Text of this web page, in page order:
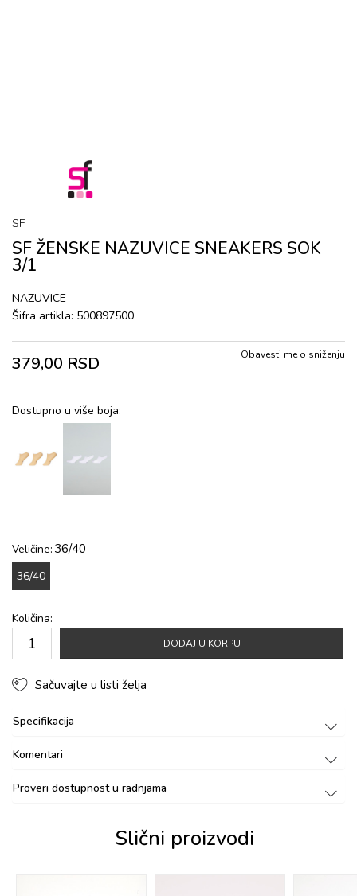
SF
SF ŽENSKE NAZUVICE SNEAKERS SOK
3/1
NAZUVICE
Šifra artikla: 500897500
379,00 RSD Obavesti me o sniženju
Dostupno u više boja:
Veličine: 36/40
36/40
Količina:
DODAJ U KORPU
Sačuvajte u listi želja
Specifikacija
Komentari
Proveri dostupnost u radnjama
Slični proizvodi